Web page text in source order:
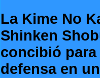
La Kime No
Shinken
concibió
defensa en